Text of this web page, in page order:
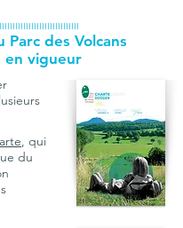
Parc des Volcans
vigueur
, qui
du